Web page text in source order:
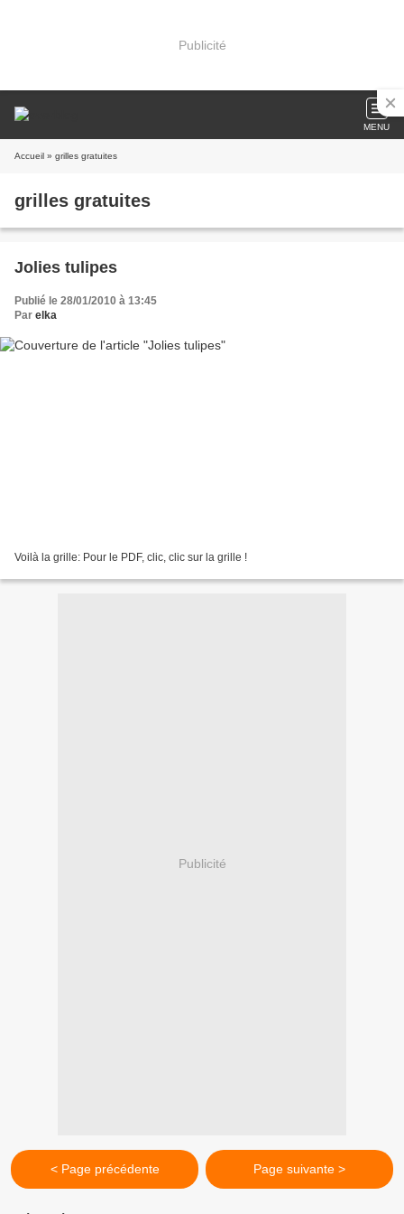
Publicité
MENU
Accueil » grilles gratuites
grilles gratuites
Jolies tulipes
Publié le 28/01/2010 à 13:45
Par elka
Voilà la grille: Pour le PDF, clic, clic sur la grille !
Publicité
< Page précédente Page suivante >